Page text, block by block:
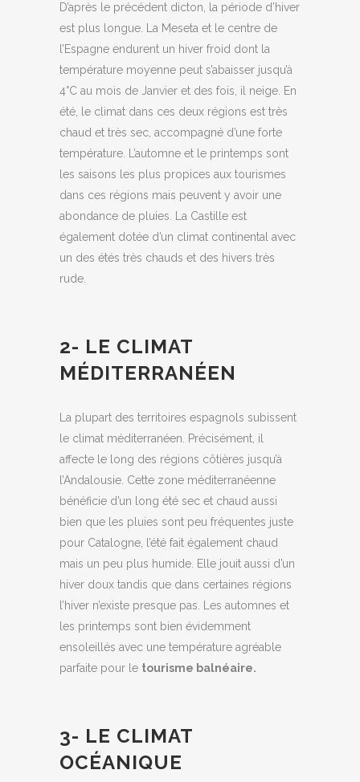
D’après le précédent dicton, la période d’hiver
est plus longue. La Meseta et le centre de
l’Espagne endurent un hiver froid dont la
température moyenne peut s’abaisser jusqu’à
4°C au mois de Janvier et des fois, il neige. En
été, le climat dans ces deux régions est très
chaud et très sec, accompagné d’une forte
température. L’automne et le printemps sont
les saisons les plus propices aux tourismes
dans ces régions mais peuvent y avoir une
abondance de pluies. La Castille est
également dotée d’un climat continental avec
un des étés très chauds et des hivers très
rude.
2- LE CLIMAT
MÉDITERRANÉEN
La plupart des territoires espagnols subissent
le climat méditerranéen. Précisément, il
affecte le long des régions côtières jusqu’à
l’Andalousie. Cette zone méditerranéenne
bénéficie d’un long été sec et chaud aussi
bien que les pluies sont peu fréquentes juste
pour Catalogne, l’été fait également chaud
mais un peu plus humide. Elle jouit aussi d’un
hiver doux tandis que dans certaines régions
l’hiver n’existe presque pas. Les automnes et
les printemps sont bien évidemment
ensoleillés avec une température agréable
parfaite pour le tourisme balnéaire.
3- LE CLIMAT
OCÉANIQUE